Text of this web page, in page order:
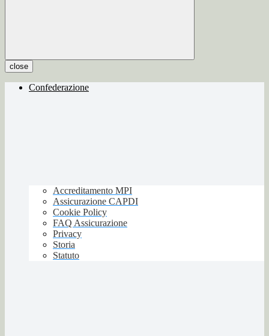
close
Confederazione
Accreditamento MPI
Assicurazione CAPDI
Cookie Policy
FAQ Assicurazione
Privacy
Storia
Statuto